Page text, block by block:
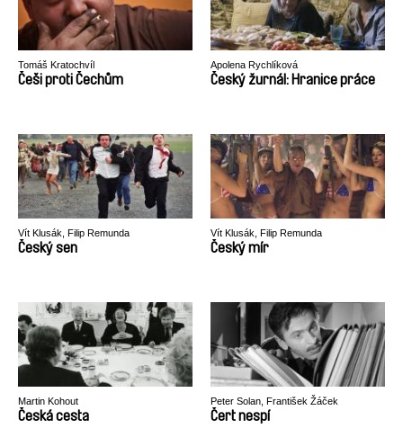
Tomáš Kratochvíl
Češi proti Čechům
Apolena Rychlíková
Český žurnál: Hranice práce
Vít Klusák, Filip Remunda
Český sen
Vít Klusák, Filip Remunda
Český mír
Martin Kohout
Česká cesta
Peter Solan, František Žáček
Čert nespí